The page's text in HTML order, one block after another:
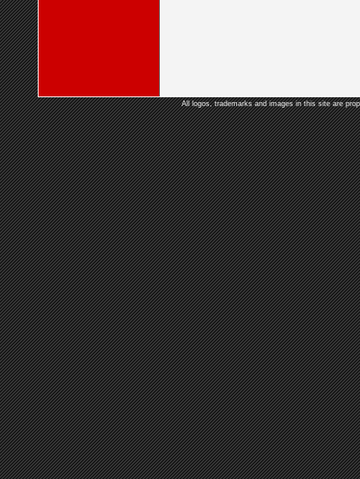
All logos, trademarks and images in this site are